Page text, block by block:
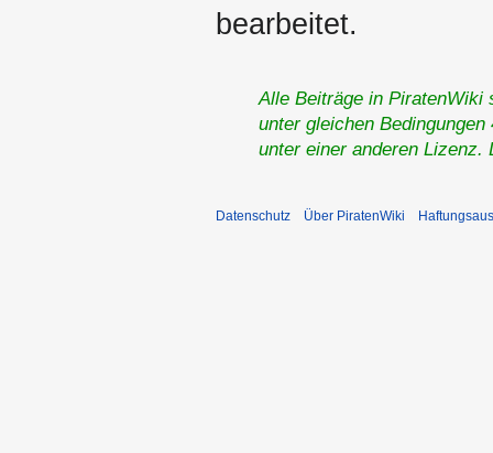
bearbeitet.
Alle Beiträge in PiratenWiki
unter gleichen
unter einer anderen
Datenschutz Über PiratenWiki